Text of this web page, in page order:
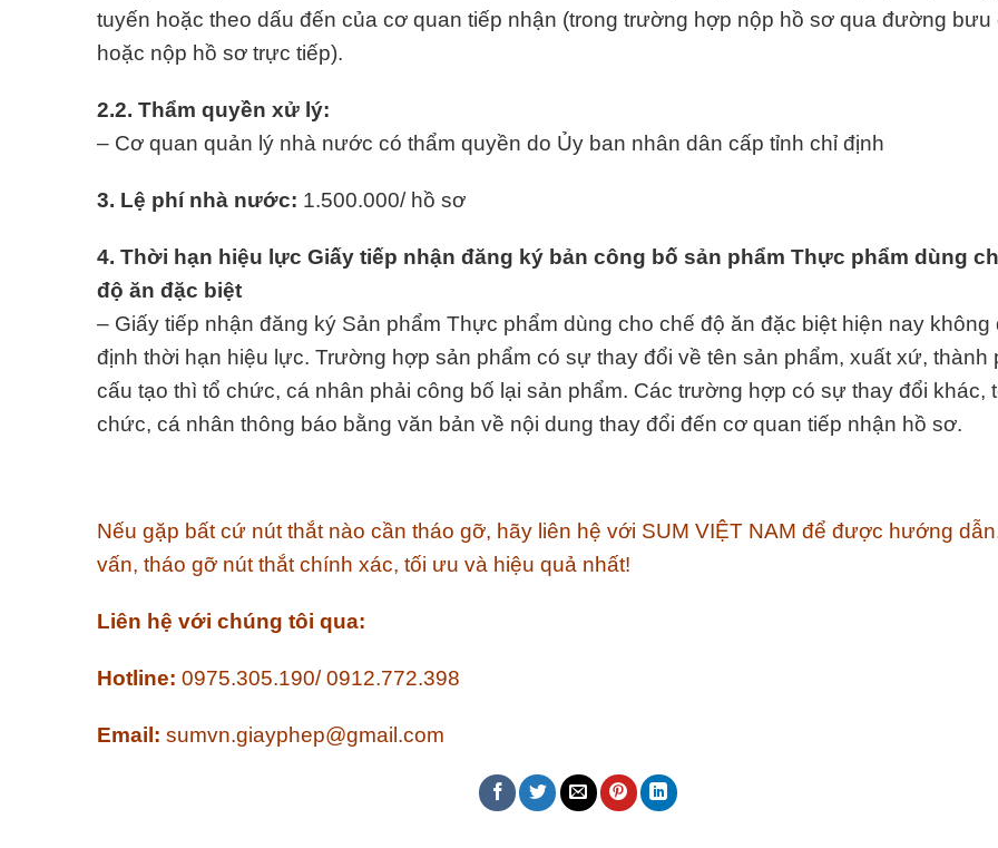
tuyến hoặc theo dấu đến của cơ quan tiếp nhận (trong trường hợp nộp hồ sơ qua đường bưu
hoặc nộp hồ sơ trực tiếp).
2.2. Thẩm quyền xử lý:
– Cơ quan quản lý nhà nước có thẩm quyền do Ủy ban nhân dân cấp tỉnh chỉ định
3. Lệ phí nhà nước: 1.500.000/ hồ sơ
4. Thời hạn hiệu lực Giấy tiếp nhận đăng ký bản công bố sản phẩm Thực phẩm dùng
độ ăn đặc biệt
– Giấy tiếp nhận đăng ký Sản phẩm Thực phẩm dùng cho chế độ ăn đặc biệt hiện nay không
định thời hạn hiệu lực. Trường hợp sản phẩm có sự thay đổi về tên sản phẩm, xuất xứ, thành
cấu tạo thì tổ chức, cá nhân phải công bố lại sản phẩm. Các trường hợp có sự thay đổi khác,
chức, cá nhân thông báo bằng văn bản về nội dung thay đổi đến cơ quan tiếp nhận hồ sơ.
Nếu gặp bất cứ nút thắt nào cần tháo gỡ, hãy liên hệ với SUM VIỆT NAM để được hướng
vấn, tháo gỡ nút thắt chính xác, tối ưu và hiệu quả nhất!
Liên hệ với chúng tôi qua:
Hotline: 0975.305.190/ 0912.772.398
Email: sumvn.giayphep@gmail.com